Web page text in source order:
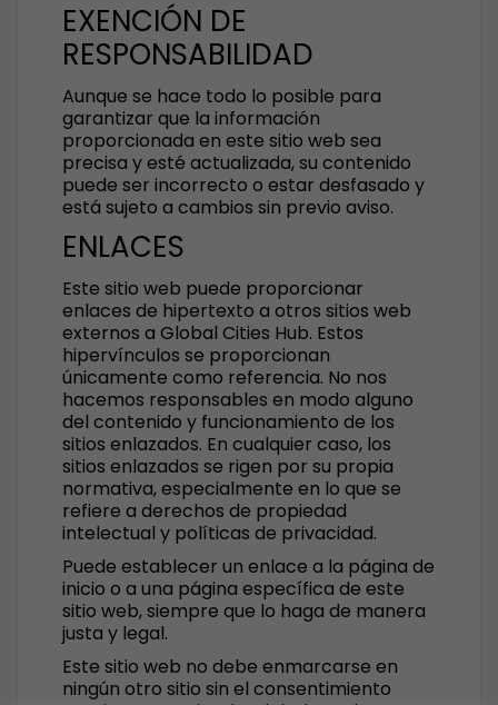
EXENCIÓN DE
RESPONSABILIDAD
Aunque se hace todo lo posible para
garantizar que la información
proporcionada en este sitio web sea
precisa y esté actualizada, su contenido
puede ser incorrecto o estar desfasado y
está sujeto a cambios sin previo aviso.
ENLACES
Este sitio web puede proporcionar
enlaces de hipertexto a otros sitios web
externos a Global Cities Hub. Estos
hipervínculos se proporcionan
únicamente como referencia. No nos
hacemos responsables en modo alguno
del contenido y funcionamiento de los
sitios enlazados. En cualquier caso, los
sitios enlazados se rigen por su propia
normativa, especialmente en lo que se
refiere a derechos de propiedad
intelectual y políticas de privacidad.
Puede establecer un enlace a la página de
inicio o a una página específica de este
sitio web, siempre que lo haga de manera
justa y legal.
Este sitio web no debe enmarcarse en
ningún otro sitio sin el consentimiento